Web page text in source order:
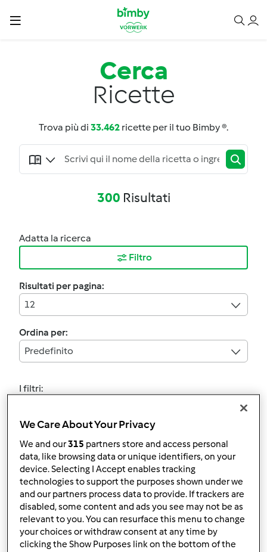
Cerca
Ricette
Trova più di 33.462 ricette per il tuo Bimby ®.
300 Risultati
Adatta la ricerca
Filtro
Risultati per pagina:
12
Ordina per:
Predefinito
I filtri:
4.8(4)
Testata ufficialmente
Gelato al cioccolato
daTeam Bimby
We Care About Your Privacy
We and our315 partners store and access personal
data, like browsing data or unique identifiers, on your
device. Selecting I Accept enables tracking
technologies to support the purposes shown under we
and our partners process data to provide. If trackers are
disabled, some content and ads you see may not be as
relevant to you. You can resurface this menu to change
your choices or withdraw consent at any time by
clicking the Show Purposes link on the bottom of the